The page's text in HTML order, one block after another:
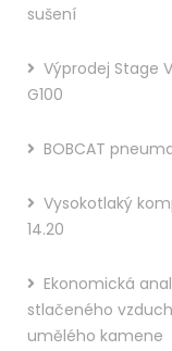
Like
Post?
Share
sušení
Výprodej Stage
G100
BOBCAT
Vysokotlaký
14.20
Ekonomická
stlačeného
umělého kamene